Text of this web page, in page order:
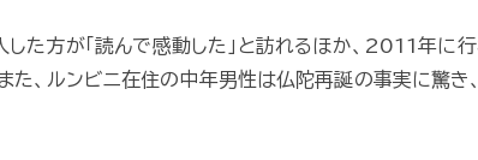
た方が「読んで感動した」と訪れるほか、2011年に
た、ルンビニ在住の中年男性は仏陀再誕の事実に驚き